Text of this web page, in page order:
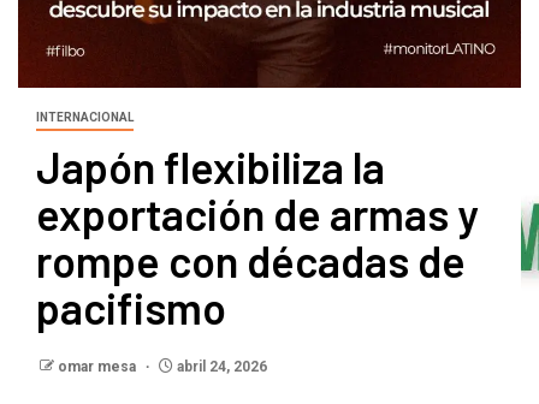
INTERNACIONAL
Japón flexibiliza la
exportación de armas y
rompe con décadas de
pacifismo
omar mesa abril 24, 2026